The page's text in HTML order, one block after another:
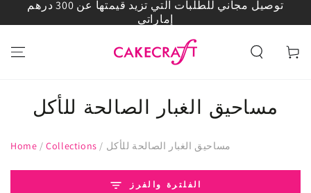
انتقل إلى المحتوى
توصيل مجاني للطلبات التي تزيد قيمتها عن 300 درهم
إماراتي
العربة
مساحيق الغبار الصالحة للأكل
Home /Collections / مساحيق الغبار الصالحة للأكل
الفلترة والفرز